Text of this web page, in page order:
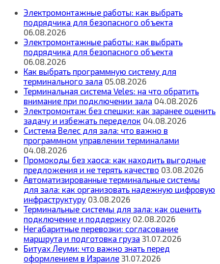
Электромонтажные работы: как выбрать
подрядчика для безопасного объекта
06.08.2026
Электромонтажные работы: как выбрать
подрядчика для безопасного объекта
06.08.2026
Как выбрать программную систему для
терминального зала 05.08.2026
Терминальная система Veles: на что обратить
внимание при подключении зала 04.08.2026
Электромонтаж без спешки: как заранее оценить
задачу и избежать переделок 04.08.2026
Система Велес для зала: что важно в
программном управлении терминалами
04.08.2026
Промокоды без хаоса: как находить выгодные
предложения и не терять качество 03.08.2026
Автоматизированные терминальные системы
для зала: как организовать надежную цифровую
инфраструктуру 03.08.2026
Терминальные системы для зала: как оценить
подключение и поддержку 02.08.2026
Негабаритные перевозки: согласование
маршрута и подготовка груза 31.07.2026
Битуах Леуми: что важно знать перед
оформлением в Израиле 31.07.2026